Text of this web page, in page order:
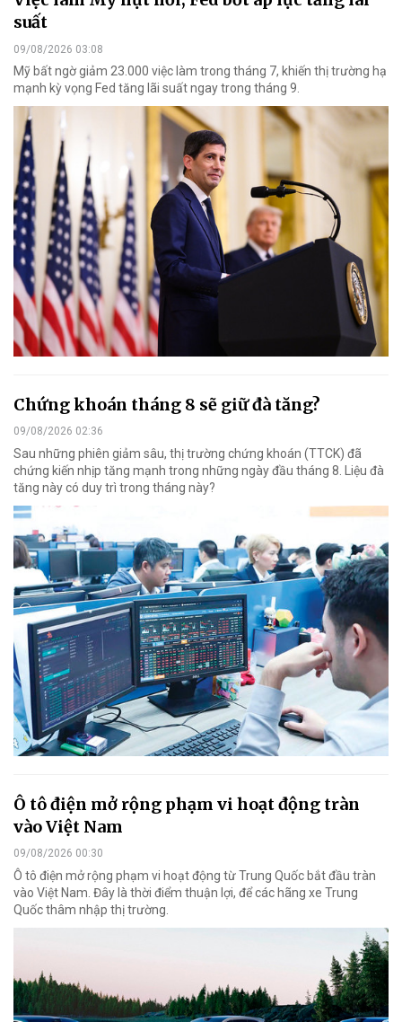
suất
09/08/2026 03:08
Mỹ bất ngờ giảm 23.000 việc làm trong tháng 7, khiến thị trường hạ
mạnh kỳ vọng Fed tăng lãi suất ngay trong tháng 9.
Chứng khoán tháng 8 sẽ giữ đà tăng?
09/08/2026 02:36
Sau những phiên giảm sâu, thị trường chứng khoán (TTCK) đã
chứng kiến nhịp tăng mạnh trong những ngày đầu tháng 8. Liệu đà
tăng này có duy trì trong tháng này?
Ô tô điện mở rộng phạm vi hoạt động tràn
vào Việt Nam
09/08/2026 00:30
Ô tô điện mở rộng phạm vi hoạt động từ Trung Quốc bắt đầu tràn
vào Việt Nam. Đây là thời điểm thuận lợi, để các hãng xe Trung
Quốc thâm nhập thị trường.